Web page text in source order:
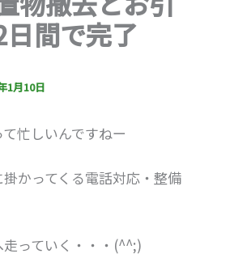
間で完了
1月10日
忙しいんですねー
かってくる電話対応・整備
っていく・・・(^^;)